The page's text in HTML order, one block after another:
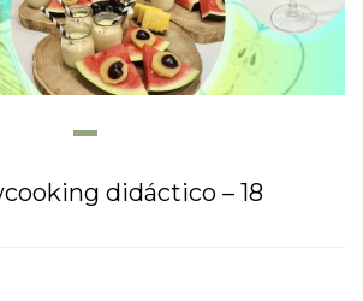
didáctico – 18